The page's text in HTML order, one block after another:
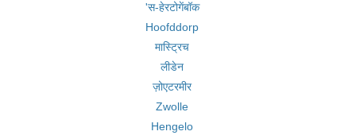
'स-हेरटोगेंबॉक
Hoofddorp
मास्ट्रिच
लीडेन
ज़ोएटरमीर
Zwolle
Hengelo